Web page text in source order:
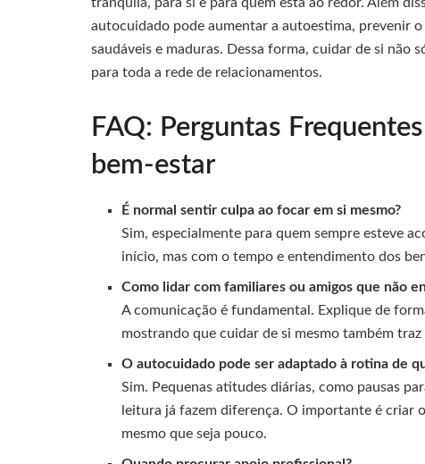
tranquila, para si e para quem está ao redor. Além
autocuidado pode aumentar a autoestima, prevenir
saudáveis e maduras. Dessa forma, cuidar de si
para toda a rede de relacionamentos.
FAQ: Perguntas
bem-estar
É normal sentir culpa ao focar em si mesmo?
Sim, especialmente para quem sempre esteve
início, mas com o tempo e entendimento dos
Como lidar com familiares ou amigos que não
A comunicação é fundamental. Explique de
mostrando que cuidar de si mesmo também
O autocuidado pode ser adaptado à rotina de
Sim. Pequenas atitudes diárias, como pausas
leitura já fazem diferença. O importante é criar
mesmo que seja pouco.